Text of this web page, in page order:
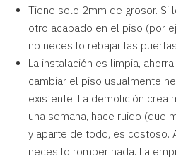
Tiene solo 2mm de grosor. Si
otro acabado en el piso (por
no necesito rebajar las
La instalación es limpia,
cambiar el piso usualmente
existente. La demolición crea
una semana, hace ruido (que
y aparte de todo, es costoso.
necesito romper nada. La